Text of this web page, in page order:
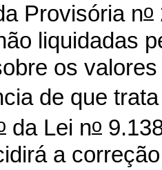
Provisória no
liquidadas
os
de que
da Lei no
a